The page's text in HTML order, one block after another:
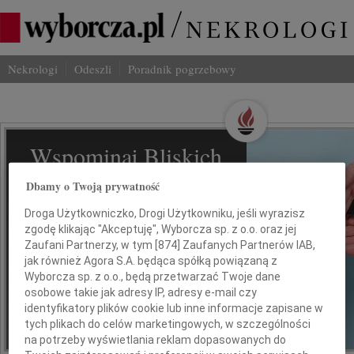
Nekrologi Odeszli Poradnik pogrzebowy
Wspominaj Bliskich
Na Odeszli.pl
Jak ich zapamiętaliśmy? Serwis
odeszli.pl z Grupy Wyborcza, to
możliwość stworzenia unikalnego
wspomnienia. Dziel się nim z rodziną i
przyjaciółmi.
*ogłoszenie
Dbamy o Twoją prywatność
Droga Użytkowniczko, Drogi Użytkowniku, jeśli wyrazisz
zgodę klikając "Akceptuję", Wyborcza sp. z o.o. oraz jej
Zaufani Partnerzy, w tym [874 ] Zaufanych Partnerów IAB,
jak również Agora S.A. będąca spółką powiązaną z
Wyborcza sp. z o.o., będą przetwarzać Twoje dane
osobowe takie jak adresy IP, adresy e-mail czy
identyfikatory plików cookie lub inne informacje zapisane w
tych plikach do celów marketingowych, w szczególności
na potrzeby wyświetlania reklam dopasowanych do